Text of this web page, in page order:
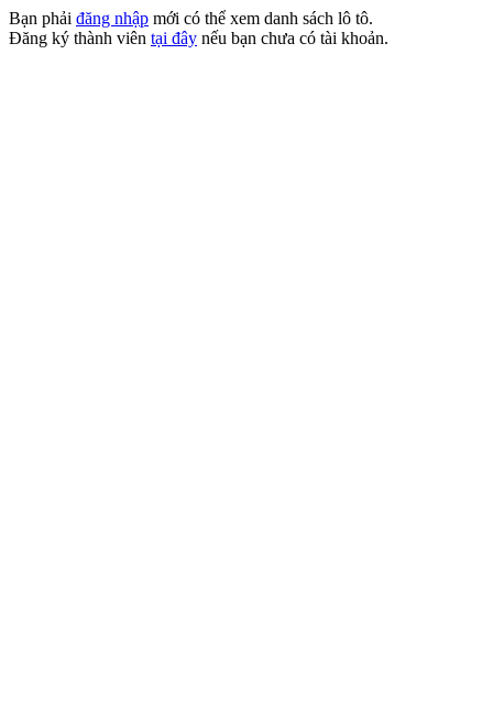
Bạn phải đăng nhập mới có thể xem danh sách lô tô.
Đăng ký thành viên tại đây nếu bạn chưa có tài khoản.